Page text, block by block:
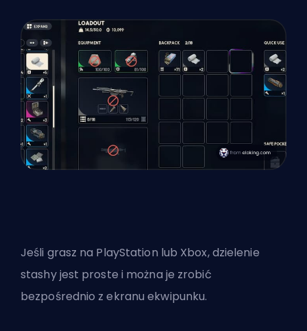
Jeśli grasz na PlayStation lub Xbox, dzielenie
stashy jest proste i można je zrobić
bezpośrednio z ekranu ekwipunku.